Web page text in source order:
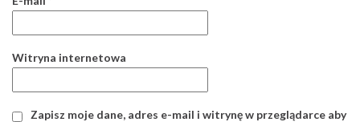
Witryna internetowa
Zapisz moje dane, adres e-mail i witrynę w przeglądarce aby